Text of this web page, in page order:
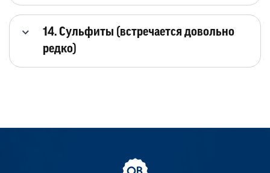
14. Сульфиты (встречается довольно
редко)